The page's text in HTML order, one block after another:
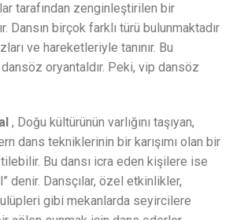
tarafından zenginleştirilen bir
Dansın birçok farklı türü bulunmaktadır
ve hareketleriyle tanınır. Bu
oryantaldır. Peki, vip dansöz
, Doğu kültürünün varlığını taşıyan,
dans tekniklerinin bir karışımı olan bir
Bu dansı icra eden kişilere ise
denir. Dansçılar, özel etkinlikler,
gibi mekanlarda seyircilere